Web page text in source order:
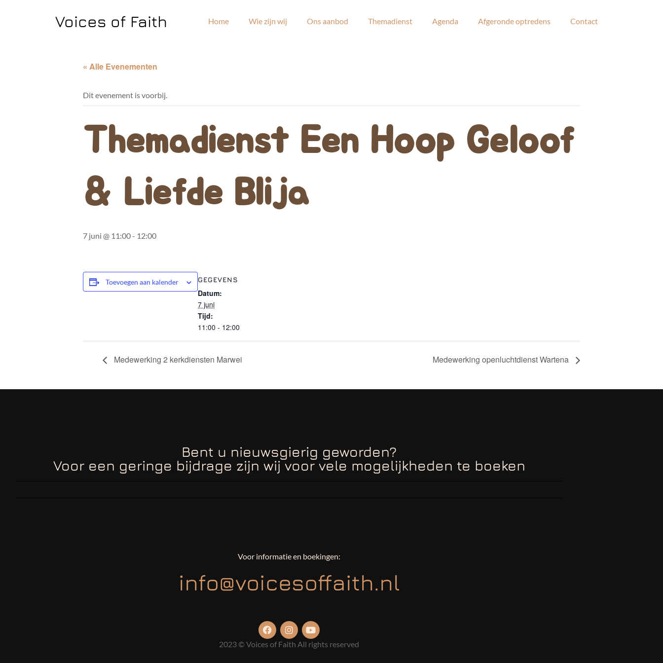
Voices of Faith Home Wie zijn wij Ons aanbod Themadienst Agenda Afgeronde optredens Contact
« Alle Evenementen
Dit evenement is voorbij.
Themadienst Een Hoop Geloof
& Liefde Blija
7 juni @ 11:00- 12:00
Toevoegen aan kalender GEGEVENS
Datum:
7 juni
Tijd:
11:00 - 12:00
Medewerking 2 kerkdiensten Marwei Medewerking openluchtdienst Wartena
Bent u nieuwsgierig geworden?
Voor een geringe bijdrage zijn wij voor vele mogelijkheden te boeken
Voor informatie en boekingen:
info@voicesoffaith.nl
2023 © Voices of Faith All rights reserved